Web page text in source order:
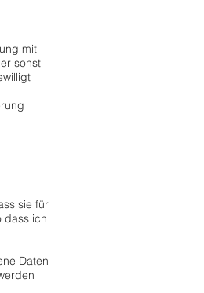
mit
sonst
sie für
dass ich
Daten